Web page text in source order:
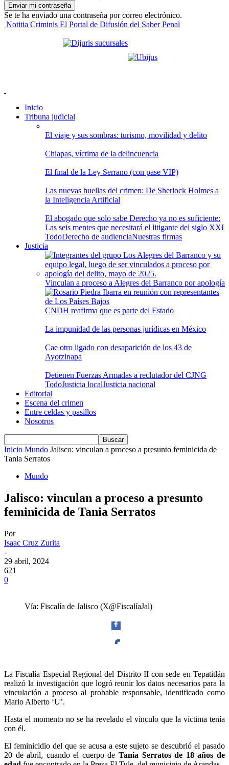
Se te ha enviado una contraseña por correo electrónico.
Notitia Criminis El Portal de Difusión del Saber Penal
Inicio
Tribuna judicial
El viaje y sus sombras: turismo, movilidad y delito
Chiapas, víctima de la delincuencia
El final de la Ley Serrano (con pase VIP)
Las nuevas huellas del crimen: De Sherlock Holmes a
la Inteligencia Artificial
El abogado que solo sabe Derecho ya no es suficiente:
Las seis mentes que necesitará el litigante del siglo XXI
TodoDerecho de audienciaNuestras firmas
Justicia
Vinculan a proceso a Alegres del Barranco por apología
CNDH reafirma que es parte del Estado
La impunidad de las personas jurídicas en México
Cae otro ligado con desaparición de los 43 de
Ayotzinapa
Detienen Fuerzas Armadas a reclutador del CJNG
TodoJusticia localJusticia nacional
Editorial
Escena del crimen
Entre celdas y pasillos
Nosotros
Inicio Mundo Jalisco: vinculan a proceso a presunto feminicida de
Tania Serratos
Mundo
Jalisco: vinculan a proceso a presunto
feminicida de Tania Serratos
Por
Isaac Cruz Zurita
-
29 abril, 2024
621
0
Vía: Fiscalía de Jalisco (X@FiscalíaJal)
Twitter
La Fiscalía Especial Regional del Distrito II con sede en Tepatitlán
realizó la investigación que logró reunir los datos necesarios para la
vinculación a proceso al probable responsable, identificado como
Mario Alberto ‘U’.
Hasta el momento no se ha revelado el vínculo que la víctima tenía
con él.
El feminicidio del que se acusa a este sujeto se descubrió el pasado
20 de abril, cuando el cuerpo deTania Serratos de 18 años de